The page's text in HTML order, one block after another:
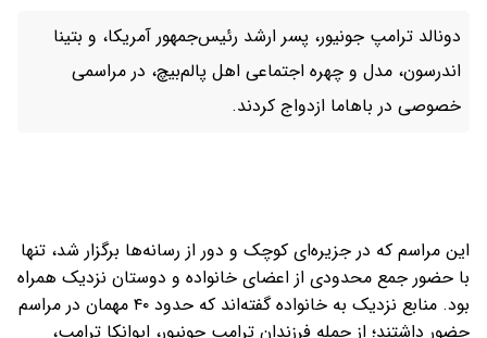
دونالد ترامپ جونیور، پسر ارشد رئیس‌جمهور آمریکا، و بتینا
اندرسون، مدل و چهره اجتماعی اهل پالم‌بیچ، در مراسمی
خصوصی در باهاما ازدواج کردند.
این مراسم که در جزیره‌ای کوچک و دور از رسانه‌ها برگزار شد، تنها
با حضور جمع محدودی از اعضای خانواده و دوستان نزدیک همراه
بود. منابع نزدیک به خانواده گفته‌اند که حدود ۴۰ مهمان در مراسم
حضور داشتند؛ از جمله فرزندان ترامپ جونیور، ایوانکا ترامپ،